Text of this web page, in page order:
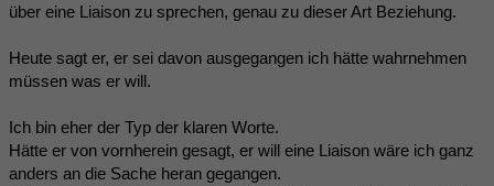
über eine Liaison zu sprechen, genau zu dieser Art Beziehung.
Heute sagt er, er sei davon ausgegangen ich hätte wahrnehmen
müssen was er will.
Ich bin eher der Typ der klaren Worte.
Hätte er von vornherein gesagt, er will eine Liaison wäre ich ganz
anders an die Sache heran gegangen.